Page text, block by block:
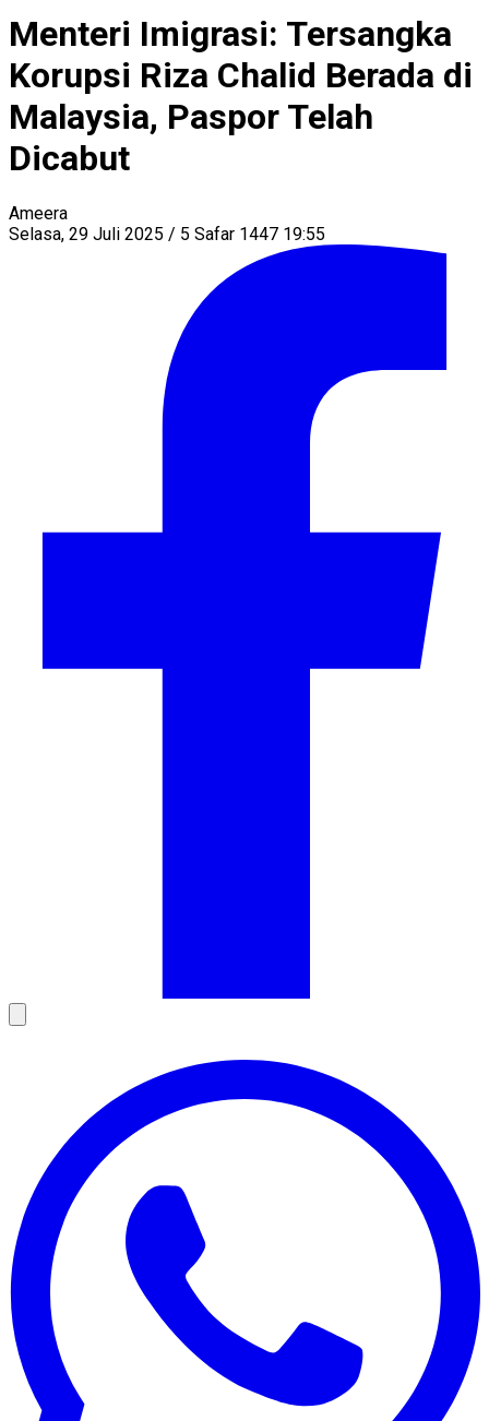
Menteri Imigrasi: Tersangka
Korupsi Riza Chalid Berada di
Malaysia, Paspor Telah
Dicabut
Ameera
Selasa, 29 Juli 2025 / 5 Safar 1447 19:55